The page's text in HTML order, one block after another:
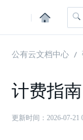
|
公有云文档中心
计费指南
更新时间：2026-07-21